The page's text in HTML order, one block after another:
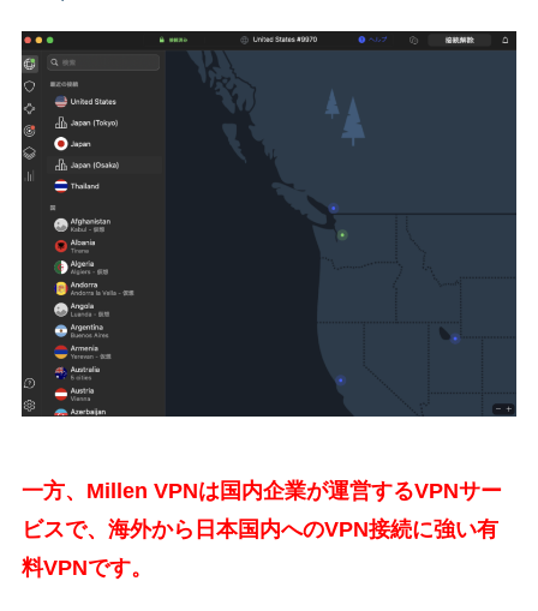
一方、Millen VPNは国内企業が運営するVPNサー
ビスで、海外から日本国内へのVPN接続に強い有
料VPNです。